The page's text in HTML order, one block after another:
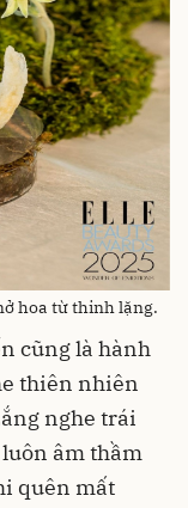
hoa từ thinh lặng.
cũng là hành
thiên nhiên
nghe trái
âm thầm
quên mất